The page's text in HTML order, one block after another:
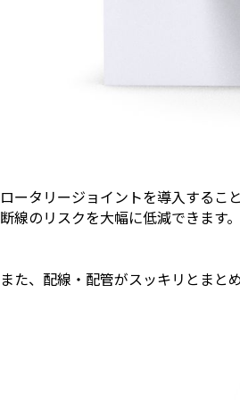
ロータリージョイントを導入するこ
断線のリスクを大幅に低減できます。
また、配線・配管がスッキリとまと